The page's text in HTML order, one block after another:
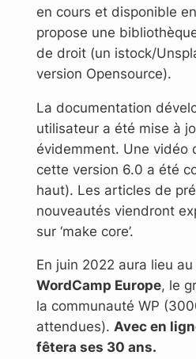
en cours et disponible
propose une
de droit (un istock/
version Opensource).
La documentation
utilisateur a été mise à
évidemment. Une vidéo
cette version 6.0 a été
haut). Les articles de
nouveautés viendront
sur ‘make core’.
En juin 2022 aura lieu
WordCamp Europe, le
la communauté WP
attendues).Avec en
fêtera ses 30 ans.